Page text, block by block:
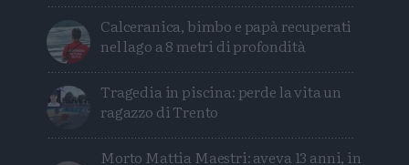
Calceranica, bimbo e papà recuperati
nel lago a 8 metri di profondità
Tragedia in piscina: perde la vita un
ragazzo di Trento
Morto Mattia Maestri: aveva 13 anni, in